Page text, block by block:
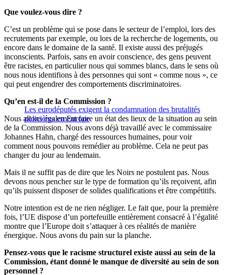
Que voulez-vous dire ?
C’est un problème qui se pose dans le secteur de l’emploi, lors des
recrutements par exemple, ou lors de la recherche de logements, ou
encore dans le domaine de la santé. Il existe aussi des préjugés
inconscients. Parfois, sans en avoir conscience, des gens peuvent
être racistes, en particulier nous qui sommes blancs, dans le sens où
nous nous identifions à des personnes qui sont « comme nous », ce
qui peut engendrer des comportements discriminatoires.
Les eurodéputés exigent la condamnation des brutalités
policières en Europe
Qu’en est-il de la Commission ?
Nous allons également faire un état des lieux de la situation au sein
de la Commission. Nous avons déjà travaillé avec le commissaire
Johannes Hahn, chargé des ressources humaines, pour voir
comment nous pouvons remédier au problème. Cela ne peut pas
changer du jour au lendemain.
Mais il ne suffit pas de dire que les Noirs ne postulent pas. Nous
devons nous pencher sur le type de formation qu’ils reçoivent, afin
qu’ils puissent disposer de solides qualifications et être compétitifs.
Notre intention est de ne rien négliger. Le fait que, pour la première
fois, l’UE dispose d’un portefeuille entièrement consacré à l’égalité
montre que l’Europe doit s’attaquer à ces réalités de manière
énergique. Nous avons du pain sur la planche.
Pensez-vous que le racisme structurel existe aussi au sein de la
Commission, étant donné le manque de diversité au sein de son
personnel ?